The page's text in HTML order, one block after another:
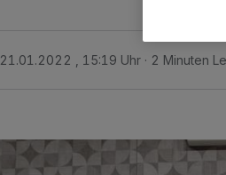
21.01.2022 , 15:19 Uhr 2 Minuten